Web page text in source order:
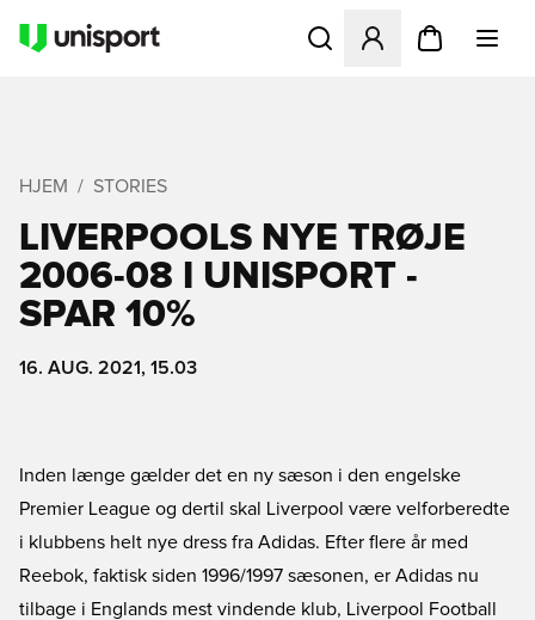
Åbner en Modal til at
HJEM STORIES
LIVERPOOLS NYE TRØJE
2006-08 I UNISPORT -
SPAR 10%
16. AUG. 2021, 15.03
Inden længe gælder det en ny sæson i den engelske
Premier League og dertil skal Liverpool være velforberedte
i klubbens helt nye dress fra Adidas. Efter flere år med
Reebok, faktisk siden 1996/1997 sæsonen, er Adidas nu
tilbage i Englands mest vindende klub, Liverpool Football